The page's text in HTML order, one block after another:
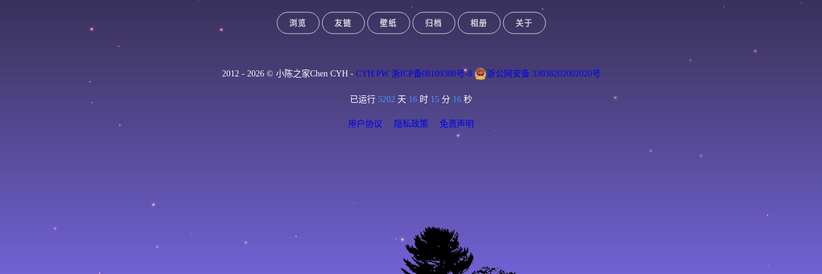
浏览 友链 壁纸 归档 相册 关于
2012 - 2026 © 小陈之家Chen CYH - CYH.PW 浙ICP备08109380号-8 浙公网安备 33038202002020号
已运行 5202 天 16 时 15 分 16 秒
用户协议 隐私政策 免责声明